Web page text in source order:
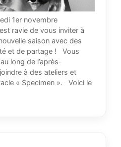
1er novembre
ravie de vous inviter à
saison avec des
et de partage ! Vous
long de l’après-
à des ateliers et
« Specimen ». Voici le